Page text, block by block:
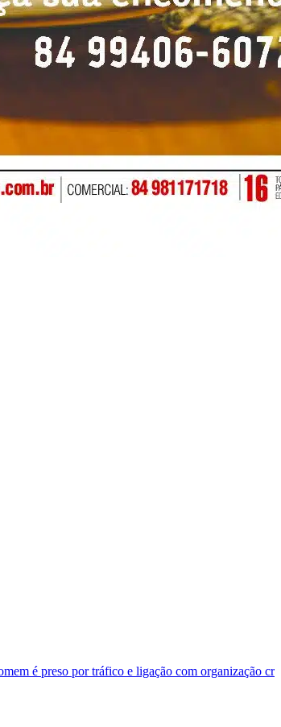
e ligação com organização criminosa em Natal